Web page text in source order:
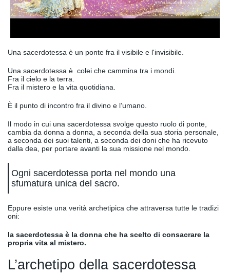
Una sacerdotessa è un ponte fra il visibile e l'invisibile.
Una sacerdotessa è colei che cammina tra i mondi.
Fra il cielo e la terra.
Fra il mistero e la vita quotidiana.
È il punto di incontro fra il divino e l’umano.
Il modo in cui una sacerdotessa svolge questo ruolo di ponte,
cambia da donna a donna, a seconda della sua storia personale,
a seconda dei suoi talenti, a seconda dei doni che ha ricevuto
dalla dea, per portare avanti la sua missione nel mondo.
Ogni sacerdotessa porta nel mondo una
sfumatura unica del sacro.
Eppure esiste una verità archetipica che attraversa tutte le tradizi
oni:
la sacerdotessa è la donna che ha scelto di consacrare la
propria vita al mistero.
L’archetipo della sacerdotessa